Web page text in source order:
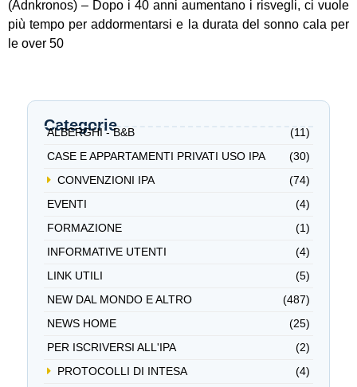
(Adnkronos) – Dopo i 40 anni aumentano i risvegli, ci vuole
più tempo per addormentarsi e la durata del sonno cala per
le over 50
Categorie
ALBERGHI - B&B
(11)
CASE E APPARTAMENTI PRIVATI USO IPA
(30)
CONVENZIONI IPA
(74)
EVENTI
(4)
FORMAZIONE
(1)
INFORMATIVE UTENTI
(4)
LINK UTILI
(5)
NEW DAL MONDO E ALTRO
(487)
NEWS HOME
(25)
PER ISCRIVERSI ALL'IPA
(2)
PROTOCOLLI DI INTESA
(4)